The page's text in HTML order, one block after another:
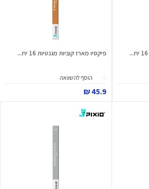
פיקסיו מארז קוביות מגנטיות 16 יח...
הוסף להשוואה
45.9 ₪